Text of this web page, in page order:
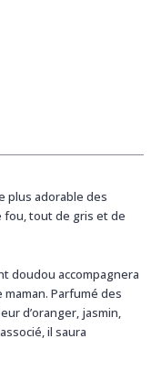
plus adorable des
fou, tout de gris et de
doudou accompagnera
Parfumé des
d’oranger, jasmin,
il saura